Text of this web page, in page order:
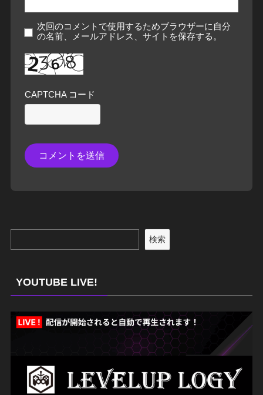
次回のコメントで使用するためブラウザーに自分
の名前、メールアドレス、サイトを保存する。
CAPTCHA コード
検索
YOUTUBE LIVE!